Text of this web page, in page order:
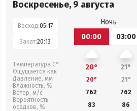
Воскресенье, 9 августа
Восход:05:17
Закат:20:13
Температура С°
Ощущается как
Давление, мм
Влажность, %
Ветер, м/с
Вероятность
осадков, %
Ночь
00:00
03:00
20° 21°
20° 21°
762
762
83
86